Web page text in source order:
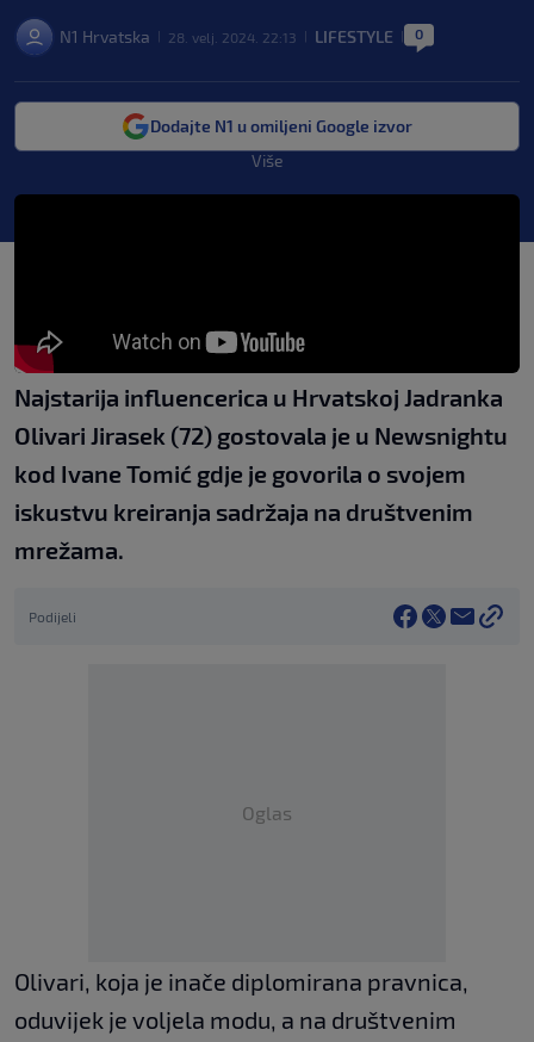
N1 Hrvatska 28. velj. 2024. 22:13 LIFESTYLE 0
Dodajte N1 u omiljeni Google izvor
Više
Najstarija influencerica u Hrvatskoj Jadranka
Olivari Jirasek (72) gostovala je u Newsnightu
kod Ivane Tomić gdje je govorila o svojem
iskustvu kreiranja sadržaja na društvenim
mrežama.
Podijeli
Oglas
Olivari, koja je inače diplomirana pravnica,
oduvijek je voljela modu, a na društvenim